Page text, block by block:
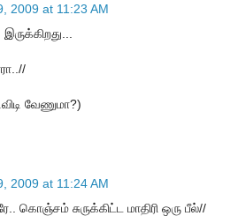
2009 at 11:23 AM
வேணுமா?)
2009 at 11:24 AM
கொஞ்சம் சுருக்கிட்ட மாதிரி ஒரு பீல்//